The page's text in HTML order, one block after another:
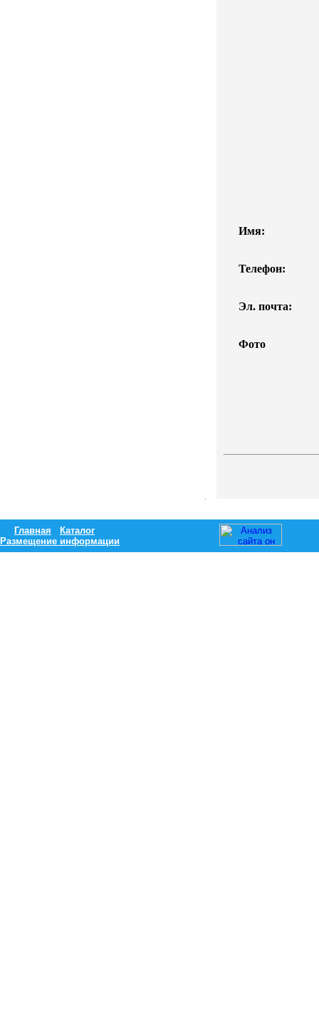
Имя:
Телефон:
Эл. почта:
Фото
Главная
Каталог
Размещение информации